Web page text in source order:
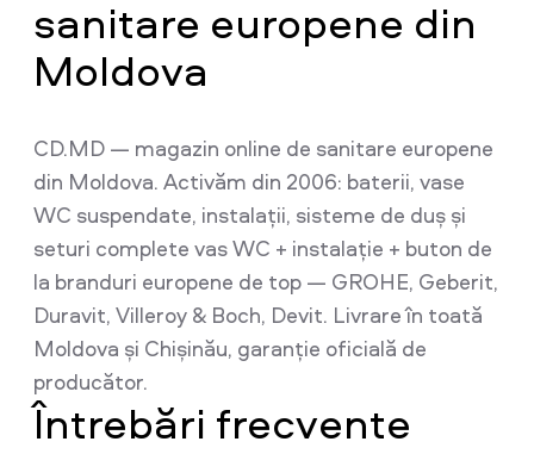
sanitare europene din
Moldova
CD.MD — magazin online de sanitare europene
din Moldova. Activăm din 2006: baterii, vase
WC suspendate, instalații, sisteme de duș și
seturi complete vas WC + instalație + buton de
la branduri europene de top — GROHE, Geberit,
Duravit, Villeroy & Boch, Devit. Livrare în toată
Moldova și Chișinău, garanție oficială de
producător.
Întrebări frecvente